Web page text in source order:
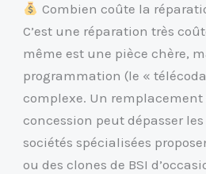
Combien coûte la
C’est une réparation très
même est une pièce chère,
programmation (le «
complexe. Un remplacement
concession peut dépasser les
sociétés spécialisées
ou des clones de BSI